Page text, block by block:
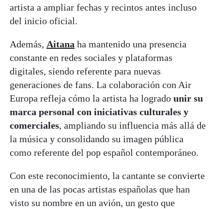
artista a ampliar fechas y recintos antes incluso
del inicio oficial.
Además, Aitana ha mantenido una presencia
constante en redes sociales y plataformas
digitales, siendo referente para nuevas
generaciones de fans. La colaboración con Air
Europa refleja cómo la artista ha logrado unir su
marca personal con iniciativas culturales y
comerciales, ampliando su influencia más allá de
la música y consolidando su imagen pública
como referente del pop español contemporáneo.
Con este reconocimiento, la cantante se convierte
en una de las pocas artistas españolas que han
visto su nombre en un avión, un gesto que